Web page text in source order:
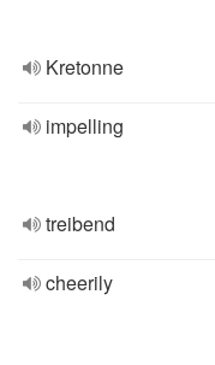
Kretonne
impelling
treibend
cheerily